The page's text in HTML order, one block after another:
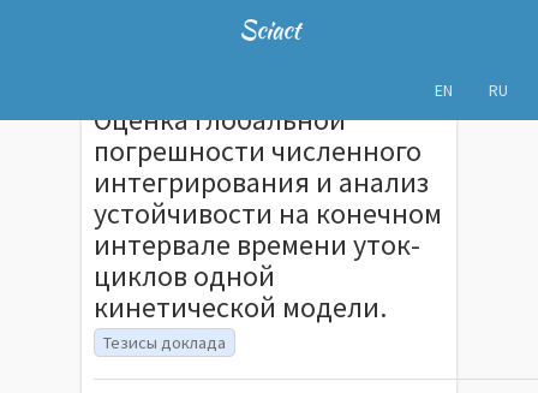
Sciact
EN RU
Оценка глобальной
погрешности численного
интегрирования и анализ
устойчивости на конечном
интервале времени уток-
циклов одной
кинетической модели.
Тезисы доклада